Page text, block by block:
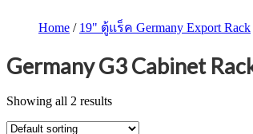
Home / 19" ตู้แร็ค Germany Export Rack
Germany G3 Cabinet
Showing all 2 results